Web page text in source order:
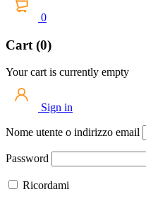
0
Cart (0)
Your cart is currently empty
Sign in
Nome utente o indirizzo email
Password
Ricordami